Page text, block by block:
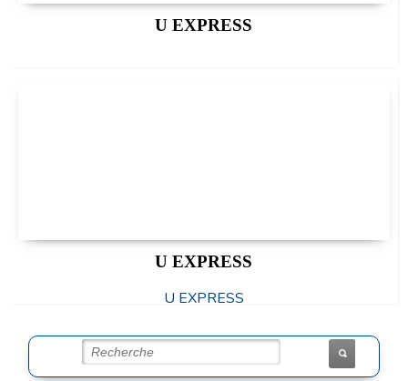
U EXPRESS
U EXPRESS
U EXPRESS